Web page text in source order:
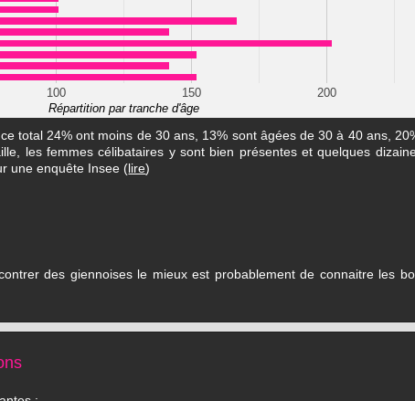
100 150 200
Répartition par tranche d'âge
total 24% ont moins de 30 ans, 13% sont âgées de 30 à 40 ans,
les femmes célibataires y sont bien présentes et quelques
une enquête Insee (lire)
des giennoises le mieux est probablement de connaitre les